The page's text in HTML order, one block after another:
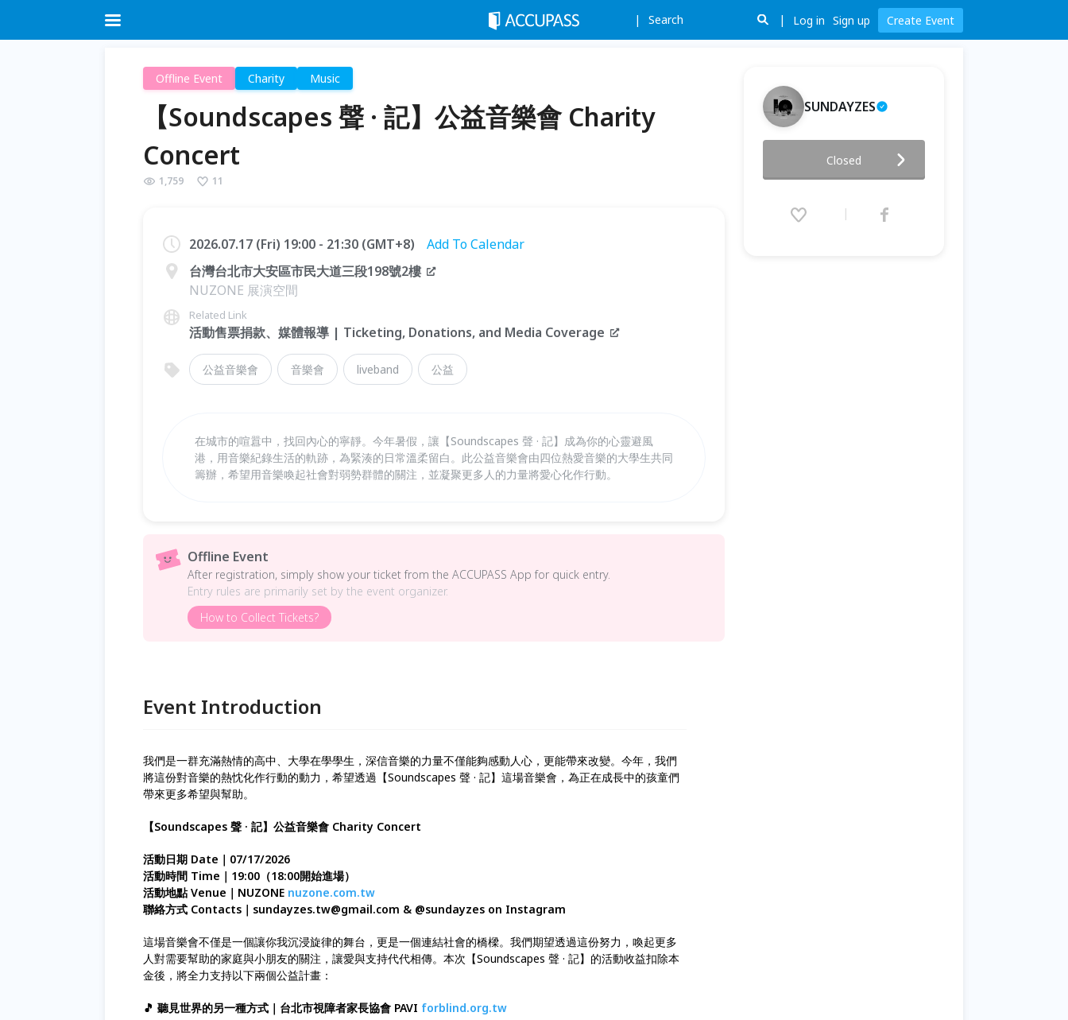
Search Log in Sign up Create Event
Offline Event Charity Music
【Soundscapes 聲 · 記】公益音樂會 Charity
Concert
1,759 11
2026.07.17 (Fri) 19:00 - 21:30 (GMT+8)
Add To Calendar
台灣台北市大安區市民大道三段198號2樓
NUZONE 展演空間
Related Link
活動售票捐款、媒體報導 | Ticketing, Donations, and Media Coverage
公益音樂會 音樂會 liveband 公益
在城市的喧囂中，找回內心的寧靜。今年暑假，讓【Soundscapes 聲 · 記】成為你的心靈避風
港，用音樂紀錄生活的軌跡，為緊湊的日常溫柔留白。此公益音樂會由四位熱愛音樂的大學生共同
籌辦，希望用音樂喚起社會對弱勢群體的關注，並凝聚更多人的力量將愛心化作行動。
Offline Event
After registration, simply show your ticket from the ACCUPASS App for quick entry.
Entry rules are primarily set by the event organizer.
How to Collect Tickets?
Event Introduction
我們是一群充滿熱情的高中、大學在學學生，深信音樂的力量不僅能夠感動人心，更能帶來改變。今年，我們
將這份對音樂的熱忱化作行動的動力，希望透過【Soundscapes 聲 · 記】這場音樂會，為正在成長中的孩童們
帶來更多希望與幫助。
【Soundscapes 聲 · 記】公益音樂會 Charity Concert
活動日期 Date｜07/17/2026
活動時間 Time｜19:00（18:00開始進場）
活動地點 Venue｜NUZONE nuzone.com.tw
聯絡方式 Contacts｜sundayzes.tw@gmail.com & @sundayzes on Instagram
這場音樂會不僅是一個讓你我沉浸旋律的舞台，更是一個連結社會的橋樑。我們期望透過這份努力，喚起更多
人對需要幫助的家庭與小朋友的關注，讓愛與支持代代相傳。本次【Soundscapes 聲 · 記】的活動收益扣除本
金後，將全力支持以下兩個公益計畫：
🎵 聽見世界的另一種方式｜台北市視障者家長協會 PAVI forblind.org.tw
SUNDAYZES
音樂會 Charity Concert
2026.07.17 (Fri) 19:00 - 21:30
Closed